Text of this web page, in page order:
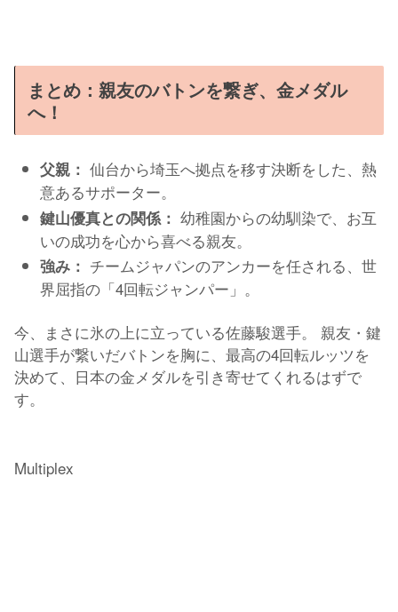
まとめ：親友のバトンを繋ぎ、金メダル
へ！
父親： 仙台から埼玉へ拠点を移す決断をした、熱
意あるサポーター。
鍵山優真との関係： 幼稚園からの幼馴染で、お互
いの成功を心から喜べる親友。
強み： チームジャパンのアンカーを任される、世
界屈指の「4回転ジャンパー」。
今、まさに氷の上に立っている佐藤駿選手。 親友・鍵
山選手が繋いだバトンを胸に、最高の4回転ルッツを
決めて、日本の金メダルを引き寄せてくれるはずで
す。
Multiplex